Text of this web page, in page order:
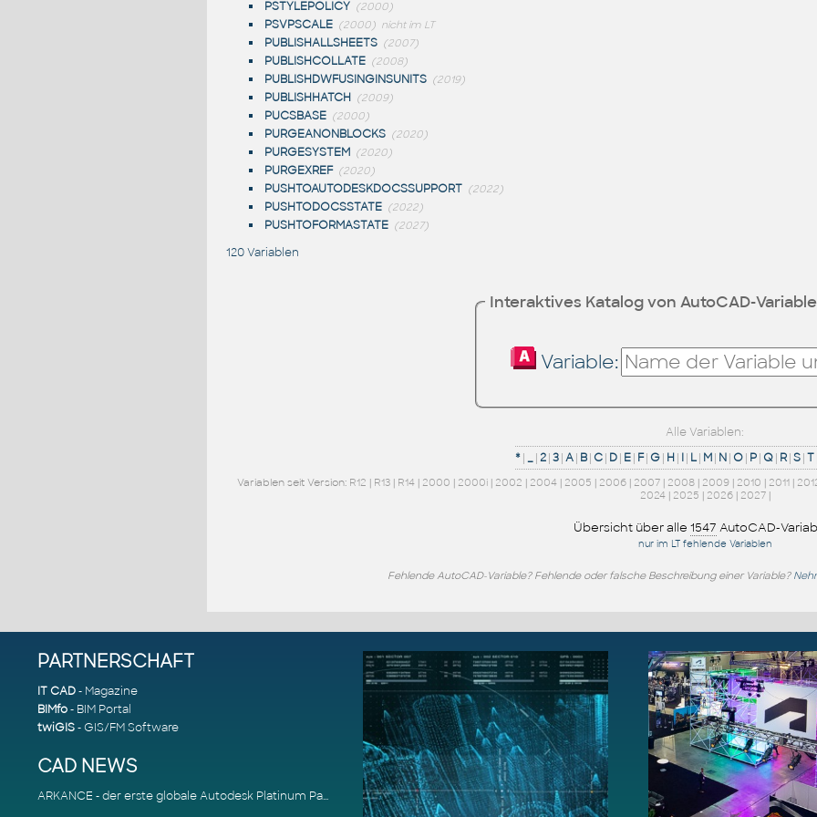
PSTYLEPOLICY (2000)
PSVPSCALE (2000) nicht im LT
PUBLISHALLSHEETS (2007)
PUBLISHCOLLATE (2008)
PUBLISHDWFUSINGINSUNITS (2019)
PUBLISHHATCH (2009)
PUCSBASE (2000)
PURGEANONBLOCKS (2020)
PURGESYSTEM (2020)
PURGEXREF (2020)
PUSHTOAUTODESKDOCSSUPPORT (2022)
PUSHTODOCSSTATE (2022)
PUSHTOFORMASTATE (2027)
120 Variablen
Interaktives Katalog von AutoCAD-
Variable:
Alle Variablen:
* | _ |2 |3 |A | B |C | D | E | F |G | H | I | L | M | N |O | P |Q | R |S |T
Variablen seit Version: R12 | R13 | R14 | 2000 | 2000i | 2002 | 2004 | 2005 | 2006 | 2007 | 2008 | 2009 | 2010 | 2011 |
2024| 2025 | 2026| 2027|
Übersicht über alle 1547 AutoCAD-
nur im LT fehlende Variablen
Fehlende AutoCAD-Variable? Fehlende oder falsche Beschreibung einer Variable?
PARTNERSCHAFT
IT CAD- Magazine
BIMfo- BIM Portal
twiGIS- GIS/FM Software
CAD NEWS
ARKANCE - der erste globale Autodesk Platinum Partner